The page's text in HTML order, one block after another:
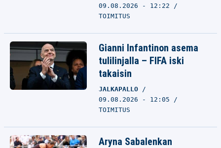
09.08.2026 - 12:22
TOIMITUS
Gianni Infantinon asema
tulilinjalla – FIFA iski
takaisin
JALKAPALLO
09.08.2026 - 12:05
TOIMITUS
Aryna Sabalenkan